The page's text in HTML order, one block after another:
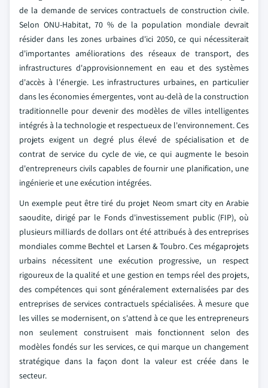
de la demande de services contractuels de construction civile.
Selon ONU-Habitat, 70 % de la population mondiale devrait
résider dans les zones urbaines d'ici 2050, ce qui nécessiterait
d'importantes améliorations des réseaux de transport, des
infrastructures d'approvisionnement en eau et des systèmes
d'accès à l'énergie. Les infrastructures urbaines, en particulier
dans les économies émergentes, vont au-delà de la construction
traditionnelle pour devenir des modèles de villes intelligentes
intégrés à la technologie et respectueux de l'environnement. Ces
projets exigent un degré plus élevé de spécialisation et de
contrat de service du cycle de vie, ce qui augmente le besoin
d'entrepreneurs civils capables de fournir une planification, une
ingénierie et une exécution intégrées.
Un exemple peut être tiré du projet Neom smart city en Arabie
saoudite, dirigé par le Fonds d'investissement public (FIP), où
plusieurs milliards de dollars ont été attribués à des entreprises
mondiales comme Bechtel et Larsen & Toubro. Ces mégaprojets
urbains nécessitent une exécution progressive, un respect
rigoureux de la qualité et une gestion en temps réel des projets,
des compétences qui sont généralement externalisées par des
entreprises de services contractuels spécialisées. À mesure que
les villes se modernisent, on s'attend à ce que les entrepreneurs
non seulement construisent mais fonctionnent selon des
modèles fondés sur les services, ce qui marque un changement
stratégique dans la façon dont la valeur est créée dans le
secteur.